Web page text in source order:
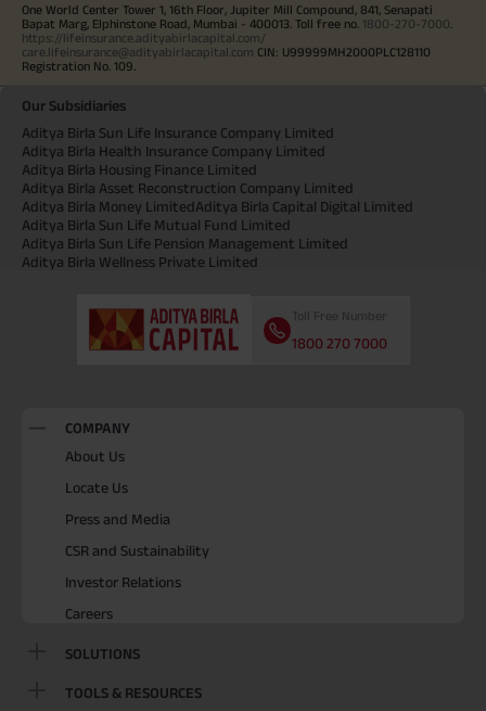
One World Center Tower 1, 16th Floor, Jupiter Mill Compound, 841, Senapati
Bapat Marg, Elphinstone Road, Mumbai - 400013. Toll free no. 1800-270-7000
https://lifeinsurance.adityabirlacapital.com/
care.lifeinsurance@adityabirlacapital.com CIN: U99999MH2000PLC128110
Registration No. 109.
Our Subsidiaries
Aditya Birla Sun Life Insurance Company Limited
Aditya Birla Health Insurance Company Limited
Aditya Birla Housing Finance Limited
Aditya Birla Asset Reconstruction Company Limited
Aditya Birla Money LimitedAditya Birla Capital Digital Limited
Aditya Birla Sun Life Mutual Fund Limited
Aditya Birla Sun Life Pension Management Limited
Aditya Birla Wellness Private Limited
Toll Free Number
1800 270 7000
COMPANY
About Us
Locate Us
Press and Media
CSR and Sustainability
Investor Relations
Careers
SOLUTIONS
TOOLS & RESOURCES